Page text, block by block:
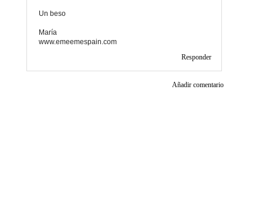
Un beso
María
www.emeemespain.com
Responder
Añadir comentario